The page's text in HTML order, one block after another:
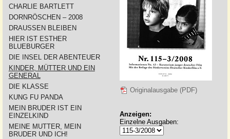
CHARLIE BARTLETT
DORNRÖSCHEN – 2008
DRAUSSEN BLEIBEN
HIER IST ESTHER
BLUEBURGER
DIE INSEL DER ABENTEUER
KINDER, MÜTTER UND EIN
GENERAL
DIE KLASSE
KUNG FU PANDA
MEIN BRUDER IST EIN
EINZELKIND
MEINE MUTTER, MEIN
BRUDER UND ICH!
Originalausgabe (PDF)
Anzeigen:
Einzelne Ausgaben: